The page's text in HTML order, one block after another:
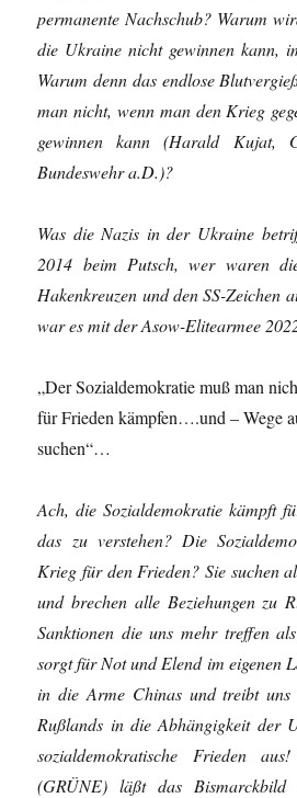
permanente Nachschub? Warum
die Ukraine nicht gewinnen kann,
Warum denn das endlose
man nicht, wenn man den Krieg
gewinnen kann (Harald Kujat,
Bundeswehr a.D.)?
Was die Nazis in der Ukraine
2014 beim Putsch, wer waren
Hakenkreuzen und den SS-Zeichen
war es mit der Asow-Elitearmee
„Der Sozialdemokratie muß man
für Frieden kämpfen….und – Wege
suchen“…
Ach, die Sozialdemokratie kämpft
das zu verstehen? Die
Krieg für den Frieden? Sie suchen
und brechen alle Beziehungen zu
Sanktionen die uns mehr treffen
sorgt für Not und Elend im eigenen
in die Arme Chinas und treibt uns
Rußlands in die Abhängigkeit der
sozialdemokratische Frieden
(GRÜNE) läßt das Bismarckbild